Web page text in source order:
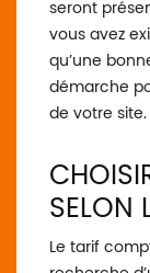
seront
vous avez
qu’une
démarche
de votre site.
SELON
Le tarif